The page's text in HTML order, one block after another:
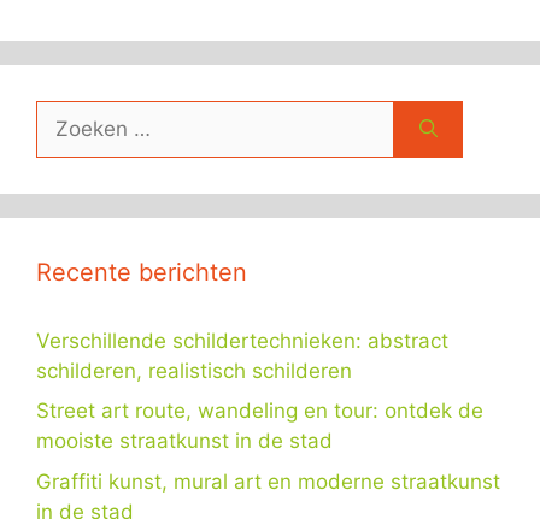
naar:
Recente berichten
Verschillende schildertechnieken: abstract
schilderen, realistisch schilderen
Street art route, wandeling en tour: ontdek de
mooiste straatkunst in de stad
Graffiti kunst, mural art en moderne straatkunst
in de stad